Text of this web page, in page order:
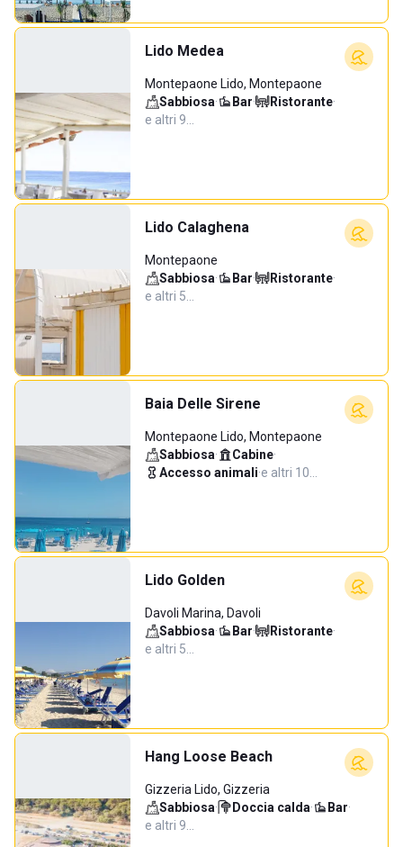
Lido Medea
Montepaone Lido, Montepaone
Sabbiosa· Bar· Ristorante·
e altri 9…
Lido Calaghena
Montepaone
Sabbiosa· Bar· Ristorante·
e altri 5…
Baia Delle Sirene
Montepaone Lido, Montepaone
Sabbiosa· Cabine·
Accesso animali·e altri 10…
Lido Golden
Davoli Marina, Davoli
Sabbiosa· Bar· Ristorante·
e altri 5…
Hang Loose Beach
Gizzeria Lido, Gizzeria
Sabbiosa· Doccia calda· Bar·
e altri 9…